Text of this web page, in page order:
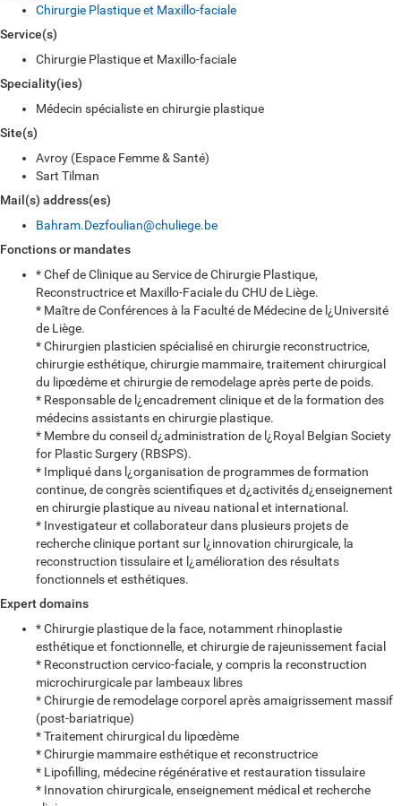
Chirurgie Plastique et Maxillo-faciale
Service(s)
Chirurgie Plastique et Maxillo-faciale
Speciality(ies)
Médecin spécialiste en chirurgie plastique
Site(s)
Avroy (Espace Femme & Santé)
Sart Tilman
Mail(s) address(es)
Bahram.Dezfoulian@chuliege.be
Fonctions or mandates
* Chef de Clinique au Service de Chirurgie Plastique,
Reconstructrice et Maxillo-Faciale du CHU de Liège.
* Maître de Conférences à la Faculté de Médecine de l¿Université
de Liège.
* Chirurgien plasticien spécialisé en chirurgie reconstructrice,
chirurgie esthétique, chirurgie mammaire, traitement chirurgical
du lipœdème et chirurgie de remodelage après perte de poids.
* Responsable de l¿encadrement clinique et de la formation des
médecins assistants en chirurgie plastique.
* Membre du conseil d¿administration de l¿Royal Belgian Society
for Plastic Surgery (RBSPS).
* Impliqué dans l¿organisation de programmes de formation
continue, de congrès scientifiques et d¿activités d¿enseignement
en chirurgie plastique au niveau national et international.
* Investigateur et collaborateur dans plusieurs projets de
recherche clinique portant sur l¿innovation chirurgicale, la
reconstruction tissulaire et l¿amélioration des résultats
fonctionnels et esthétiques.
Expert domains
* Chirurgie plastique de la face, notamment rhinoplastie
esthétique et fonctionnelle, et chirurgie de rajeunissement facial
* Reconstruction cervico-faciale, y compris la reconstruction
microchirurgicale par lambeaux libres
* Chirurgie de remodelage corporel après amaigrissement massif
(post-bariatrique)
* Traitement chirurgical du lipœdème
* Chirurgie mammaire esthétique et reconstructrice
* Lipofilling, médecine régénérative et restauration tissulaire
* Innovation chirurgicale, enseignement médical et recherche